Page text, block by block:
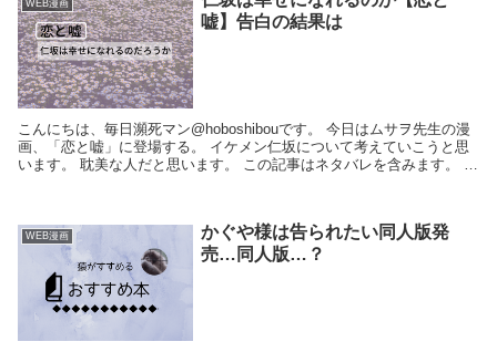
WEB漫画
嘘】告白の結果は
こんにちは、毎日瀕死マン@hoboshibouです。 今日はムサヲ先生の漫
画、「恋と嘘」に登場する。 イケメン仁坂について考えていこうと思
います。 耽美な人だと思います。 この記事はネタバレを含みます。 あ
WEB漫画
かぐや様は告られたい同人版発
売…同人版…？